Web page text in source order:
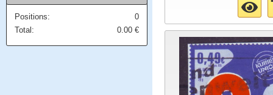
Positions:
0
Total:
0.00 €